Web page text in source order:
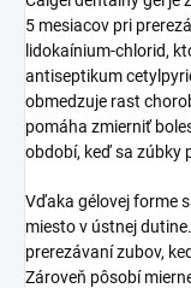
5 mesiacov pri
lidokaínium-chlorid,
antiseptikum
obmedzuje rast
pomáha zmierniť
období, keď sa zúbky
Vďaka gélovej forme
miesto v ústnej
prerezávaní zubov,
Zároveň pôsobí